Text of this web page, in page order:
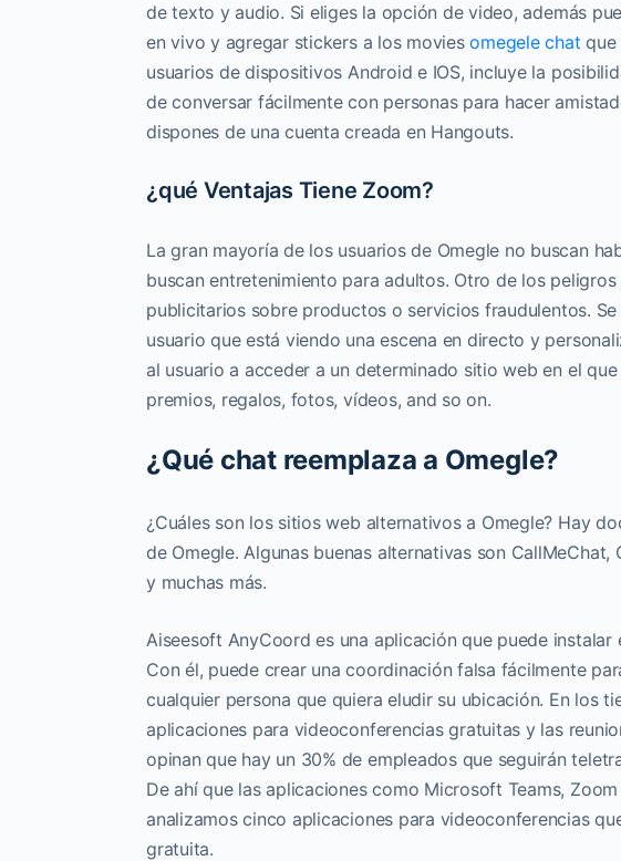
de texto y audio. Si eliges la opción de video, además
en vivo y agregar stickers a los moviesomegele chat que
usuarios de dispositivos Android e IOS, incluye la
de conversar fácilmente con personas para hacer
dispones de una cuenta creada en Hangouts.
¿qué Ventajas Tiene Zoom?
La gran mayoría de los usuarios de Omegle no buscan
buscan entretenimiento para adultos. Otro de los
publicitarios sobre productos o servicios fraudulentos.
usuario que está viendo una escena en directo y
al usuario a acceder a un determinado sitio web en el
premios, regalos, fotos, vídeos, and so on.
¿Qué chat reemplaza a Omegle?
¿Cuáles son los sitios web alternativos a Omegle? Hay
de Omegle. Algunas buenas alternativas son
y muchas más.
Aiseesoft AnyCoord es una aplicación que puede
Con él, puede crear una coordinación falsa fácilmente
cualquier persona que quiera eludir su ubicación. En los
aplicaciones para videoconferencias gratuitas y las
opinan que hay un 30% de empleados que seguirán
De ahí que las aplicaciones como Microsoft Teams,
analizamos cinco aplicaciones para videoconferencias
gratuita.